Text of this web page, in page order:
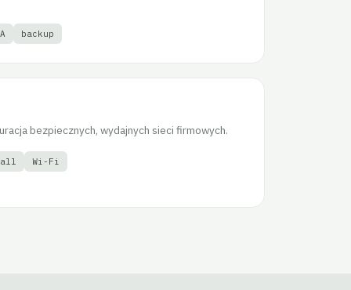
backup
bezpiecznych, wydajnych sieci firmowych.
Wi-Fi